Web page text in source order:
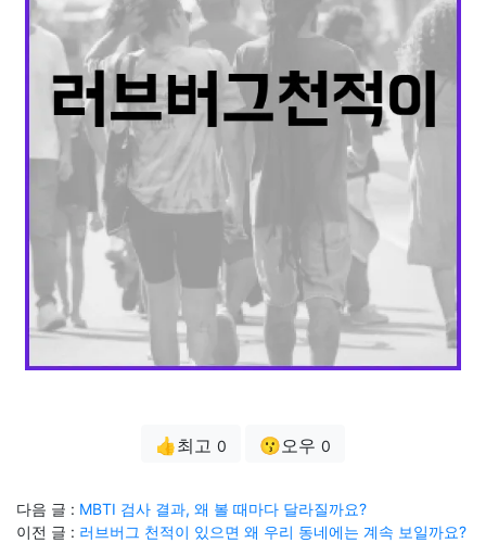
👍최고 0 😗오우 0
다음 글 : MBTI 검사 결과, 왜 볼 때마다 달라질까요?
이전 글 : 러브버그 천적이 있으면 왜 우리 동네에는 계속 보일까요?